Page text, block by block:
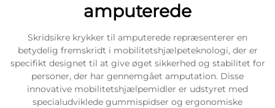
amputerede
Skridsikre krykker til amputerede repræsenterer en
betydelig fremskridt i mobilitetshjælpeteknologi, der er
specifikt designet til at give øget sikkerhed og stabilitet for
personer, der har gennemgået amputation. Disse
innovative mobilitetshjælpemidler er udstyret med
specialudviklede gummispidser og ergonomiske